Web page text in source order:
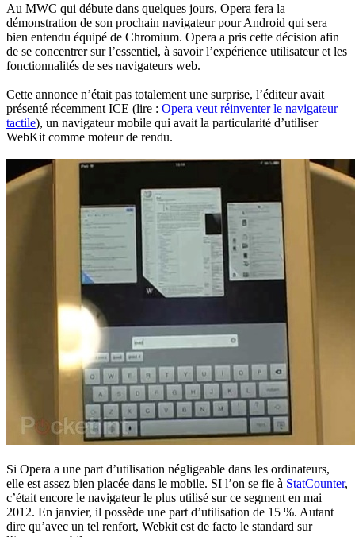
Au MWC qui débute dans quelques jours, Opera fera la
démonstration de son prochain navigateur pour Android qui sera
bien entendu équipé de Chromium. Opera a pris cette décision afin
de se concentrer sur l’essentiel, à savoir l’expérience utilisateur et les
fonctionnalités de ses navigateurs web.
Cette annonce n’était pas totalement une surprise, l’éditeur avait
présenté récemment ICE (lire : Opera veut réinventer le navigateur
tactile), un navigateur mobile qui avait la particularité d’utiliser
WebKit comme moteur de rendu.
Si Opera a une part d’utilisation négligeable dans les ordinateurs,
elle est assez bien placée dans le mobile. SI l’on se fie à StatCounter,
c’était encore le navigateur le plus utilisé sur ce segment en mai
2012. En janvier, il possède une part d’utilisation de 15 %. Autant
dire qu’avec un tel renfort, Webkit est de facto le standard sur